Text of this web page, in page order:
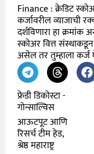
Finance : क्रेडिट
कर्जावरील
दर्शविणारा हा
स्कोअर वित्त
असेल तर तुम्हाला कर्ज
फ्रेडी डिकोस्टा -
गोन्साल्विस
आऊटपूट आणि
रिसर्च टीम हेड,
श्रेष्ठ महाराष्ट्र